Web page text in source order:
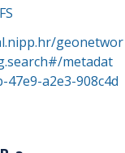
geonetwor
metadat
47e9-a2e3-908c4d